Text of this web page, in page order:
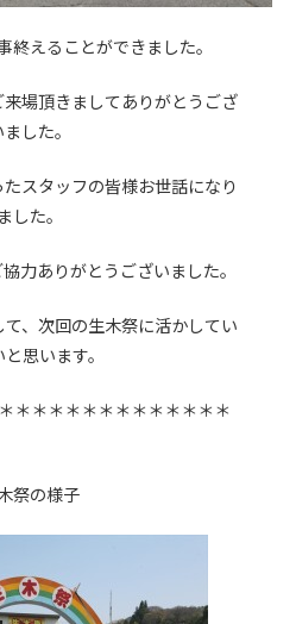
終えることができました。
場頂きましてありがとうござ
した。
スタッフの皆様お世話になり
ました。
力ありがとうございました。
、次回の生木祭に活かしてい
思います。
＊＊＊＊＊＊＊＊＊＊＊＊＊
祭の様子